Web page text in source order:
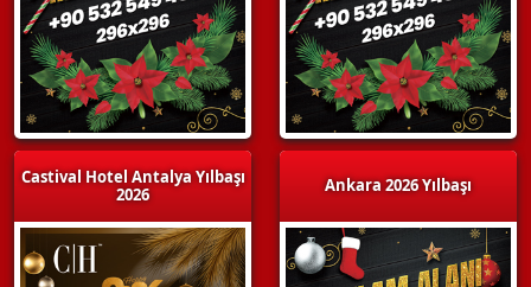
Castival Hotel Antalya Yılbaşı
2026
Ankara 2026 Yılbaşı